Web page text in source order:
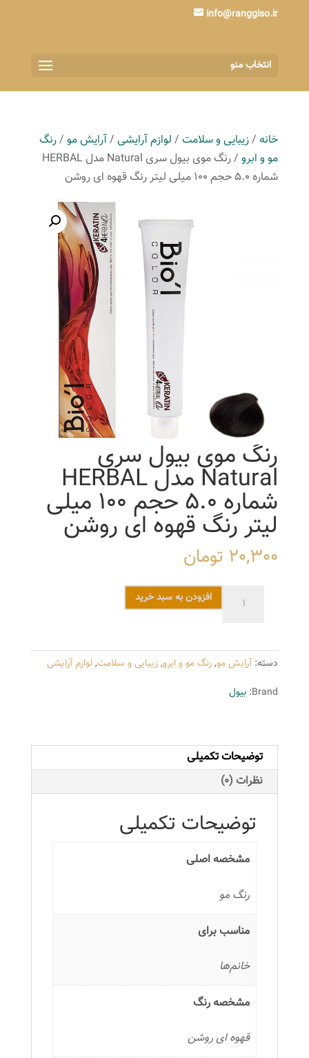
info@ranggiso.ir
انتخاب منو
خانه/زیبایی و سلامت/ لوازم آرایشی/آرایش مو/رنگ
مو و ابرو
/ رنگ موی بیول سری Natural مدل HERBAL
شماره 5.0 حجم 100 میلی لیتر رنگ قهوه ای روشن
رنگ موی بیول سری
Natural مدل HERBAL
شماره 5.0 حجم 100 میلی
لیتر رنگ قهوه ای روشن
20,300 تومان
سری
Natural
مدل
5.0
حجم
100
میلی
لیتر
رنگ
قهوه
روشن
عدد
افزودن به سبد خرید
دسته:آرایش مو,رنگ مو و ابرو,زیبایی و سلامت,لوازم آرایشی
Brand: بیول
توضیحات تکمیلی
نظرات (0)
توضیحات تکمیلی
مشخصه اصلی
رنگ مو
مناسب برای
خانم‌ها
مشخصه رنگ
قهوه ای روشن